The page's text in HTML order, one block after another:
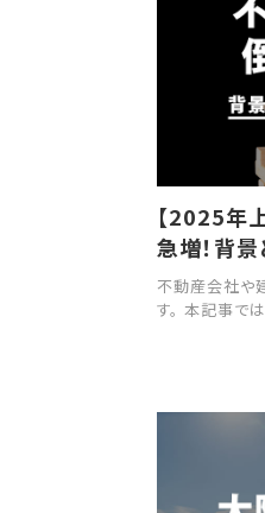
【2025年
急増！背
不動産会社や
す。 本記事で